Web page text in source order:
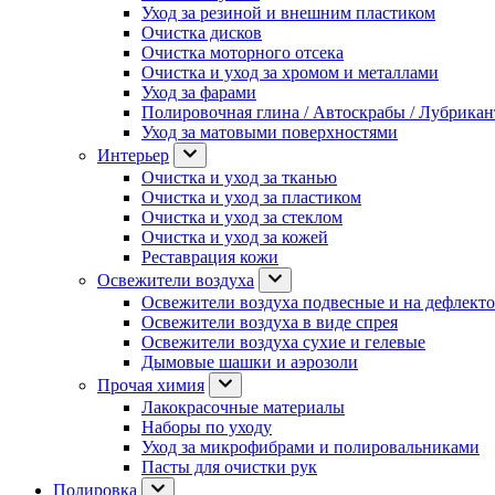
Уход за резиной и внешним пластиком
Очистка дисков
Очистка моторного отсека
Очистка и уход за хромом и металлами
Уход за фарами
Полировочная глина / Автоскрабы /
Уход за матовыми поверхностями
Интерьер
Очистка и уход за тканью
Очистка и уход за пластиком
Очистка и уход за стеклом
Очистка и уход за кожей
Реставрация кожи
Освежители воздуха
Освежители воздуха подвесные и на
Освежители воздуха в виде спрея
Освежители воздуха сухие и гелевые
Дымовые шашки и аэрозоли
Прочая химия
Лакокрасочные материалы
Наборы по уходу
Уход за микрофибрами и полировальниками
Пасты для очистки рук
Полировка